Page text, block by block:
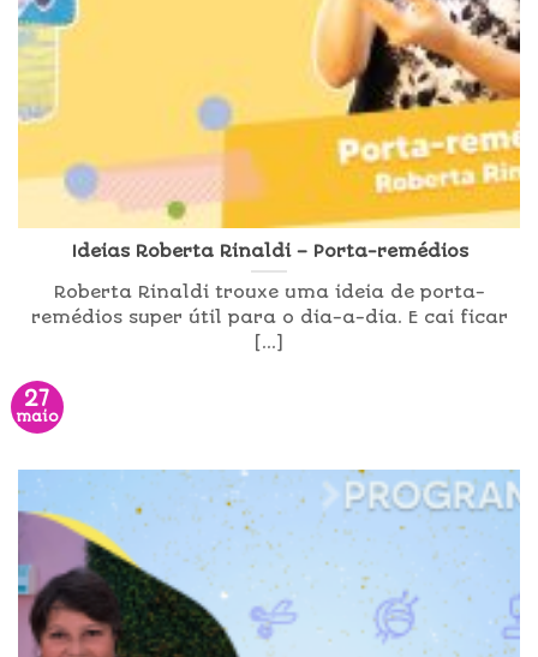
Ideias Roberta Rinaldi – Porta-remédios
Roberta Rinaldi trouxe uma ideia de porta-
remédios super útil para o dia-a-dia. E cai ficar
[...]
27
maio